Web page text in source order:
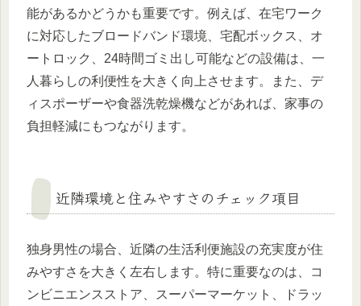
能があるかどうかも重要です。例えば、在宅ワーク
に対応したブロードバンド環境、宅配ボックス、オ
ートロック、24時間ゴミ出し可能などの設備は、一
人暮らしの利便性を大きく向上させます。また、デ
ィスポーザーや食器洗乾燥機などがあれば、家事の
負担軽減にもつながります。
近隣環境と住みやすさのチェック項目
独身男性の場合、近隣の生活利便施設の充実度が住
みやすさを大きく左右します。特に重要なのは、コ
ンビニエンスストア、スーパーマーケット、ドラッ